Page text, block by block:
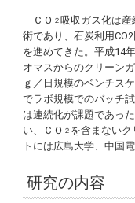
ＣＯ ２ 吸収ガス化は
術であり、石炭利用
を進めてきた。平成14
オマスからのクリーン
ｇ／日規模のベンチス
でラボ規模でのバッチ
は連続化が課題であっ
い、ＣＯ ２ を含まない
トには広島大学、中国
研究の内容